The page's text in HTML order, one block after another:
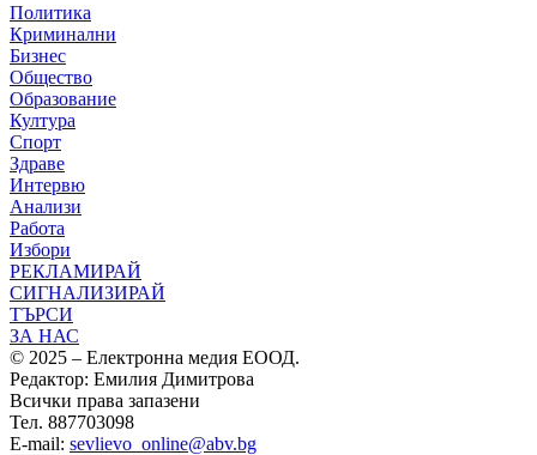
Политика
Криминални
Бизнес
Общество
Образование
Култура
Спорт
Здраве
Интервю
Анализи
Работа
Избори
РЕКЛАМИРАЙ
СИГНАЛИЗИРАЙ
ТЪРСИ
ЗА НАС
© 2025 – Електронна медия ЕООД.
Редактор: Емилия Димитрова
Всички права запазени
Тел. 887703098
E-mail: sevlievo_online@abv.bg